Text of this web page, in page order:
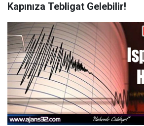
Kapınıza Tebligat Gelebilir!